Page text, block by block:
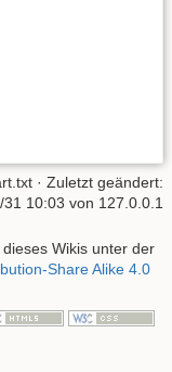
· Zuletzt geändert:
10:03 von 127.0.0.1
Wikis unter der
Share Alike 4.0